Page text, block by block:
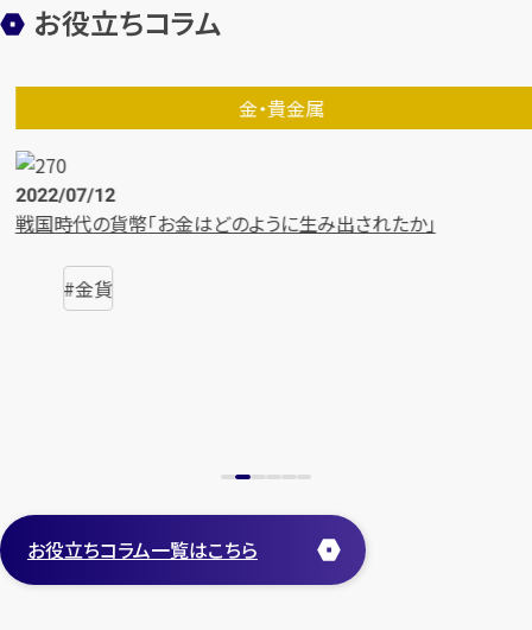
お役立ちコラム
記念コイン・メダル
2022/08/05
日本の「記念コイン・記念硬貨」の価値と相場
金貨
お役立ちコラム一覧はこちら